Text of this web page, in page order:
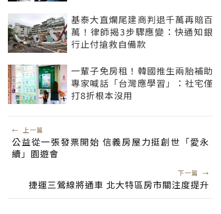
基泰大直爛尾建商判退千萬再賠百
萬！律師揭3步驟應變：快通知銀
行止付搶救自備款
一輩子免房租！韓國推生兩胎補助
專家喊話「台灣應學習」：社宅僅
打8折根本沒用
← 上一篇
公益從一張發票開始 信義房屋力挺創世「愛永
續」園遊會
下一篇 →
捷運三鶯線將通車 北大特區房市關注度提升